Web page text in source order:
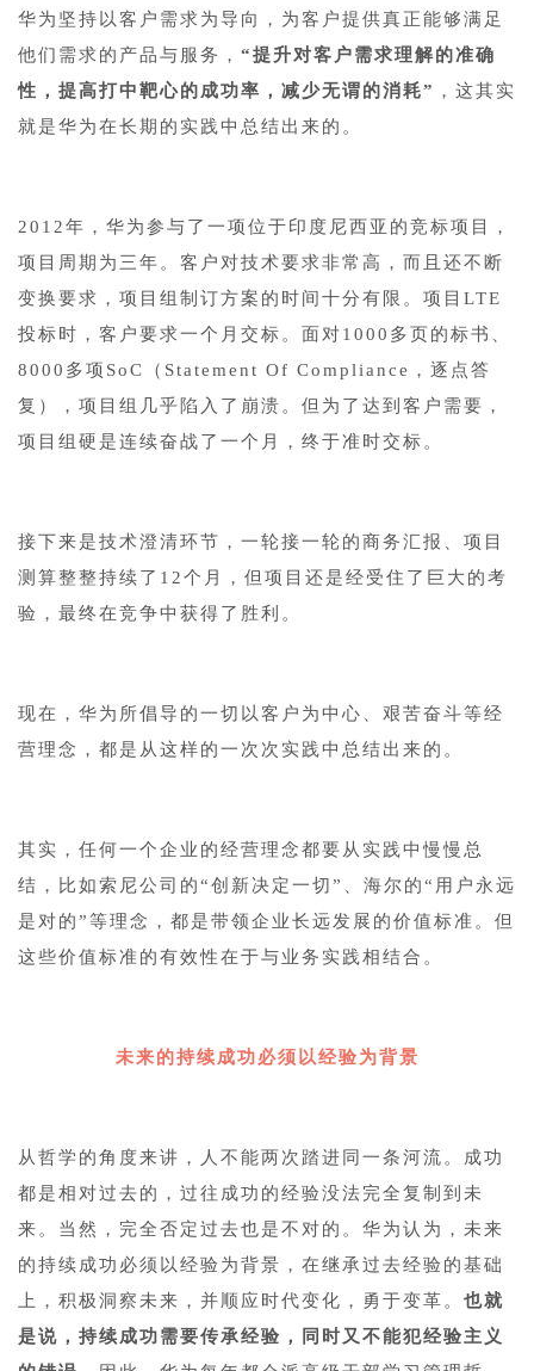
华为坚持以客户需求为导向，为客户提供真正能够满足
他们需求的产品与服务， “提升对客户需求理解的准确
性，提高打中靶心的成功率，减少无谓的消耗” ，这其实
就是华为在长期的实践中总结出来的。
2012年，华为参与了一项位于印度尼西亚的竞标项目，
项目周期为三年。客户对技术要求非常高，而且还不断
变换要求，项目组制订方案的时间十分有限。项目LTE
投标时，客户要求一个月交标。面对1000多页的标书、
8000多项SoC（Statement Of Compliance，逐点答
复），项目组几乎陷入了崩溃。但为了达到客户需要，
项目组硬是连续奋战了一个月，终于准时交标。
接下来是技术澄清环节，一轮接一轮的商务汇报、项目
测算整整持续了12个月，但项目还是经受住了巨大的考
验，最终在竞争中获得了胜利。
现在，华为所倡导的一切以客户为中心、艰苦奋斗等经
营理念，都是从这样的一次次实践中总结出来的。
其实，任何一个企业的经营理念都要从实践中慢慢总
结，比如索尼公司的“创新决定一切”、海尔的“用户永远
是对的”等理念，都是带领企业长远发展的价值标准。但
这些价值标准的有效性在于与业务实践相结合。
未来的持续成功必须以经验为背景
从哲学的角度来讲，人不能两次踏进同一条河流。成功
都是相对过去的，过往成功的经验没法完全复制到未
来。当然，完全否定过去也是不对的。华为认为，未来
的持续成功必须以经验为背景，在继承过去经验的基础
上，积极洞察未来，并顺应时代变化，勇于变革。 也就
是说，持续成功需要传承经验，同时又不能犯经验主义